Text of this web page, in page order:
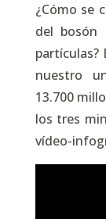
¿Cómo se
del
partículas?
nuestro
13.700
los tres
vídeo-